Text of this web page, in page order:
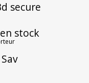
secure
stock